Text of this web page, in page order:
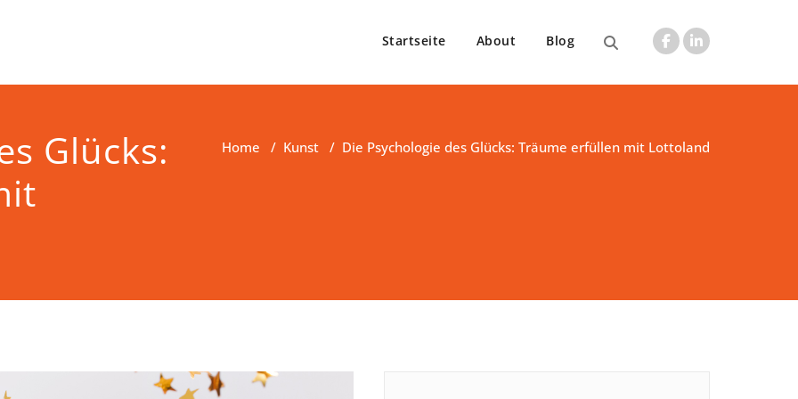
Startseite About Blog
Glücks:
Home / Kunst / Die Psychologie des Glücks: Träume erfüllen mit Lottoland